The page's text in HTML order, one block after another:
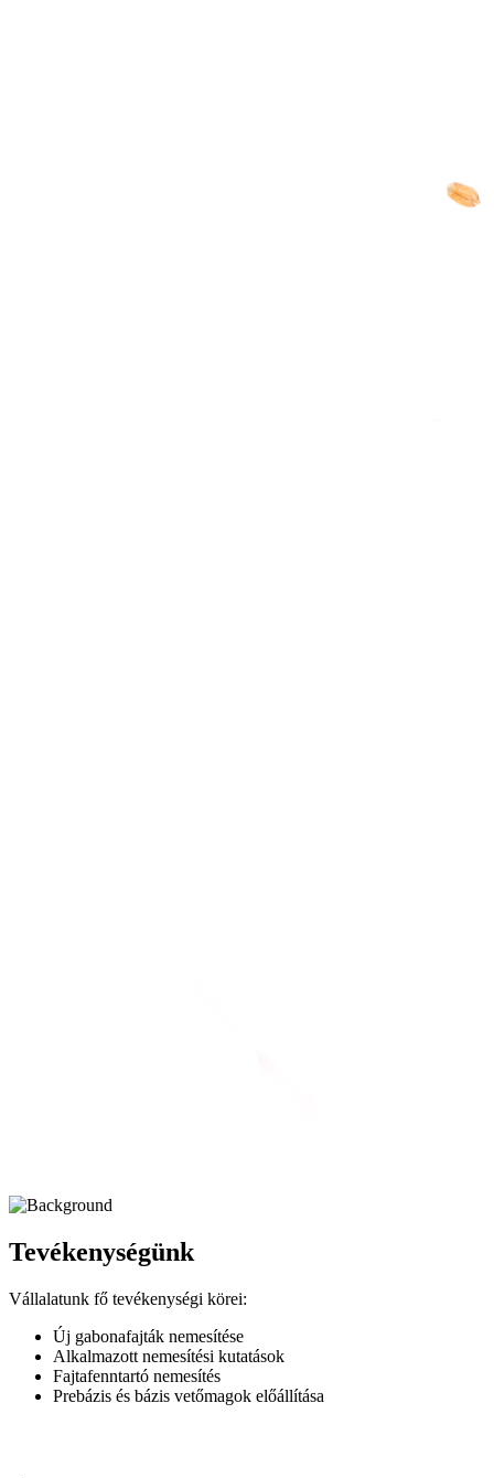
Tevékenységünk
Vállalatunk fő tevékenységi körei:
Új gabonafajták nemesítése
Alkalmazott nemesítési kutatások
Fajtafenntartó nemesítés
Prebázis és bázis vetőmagok előállítása